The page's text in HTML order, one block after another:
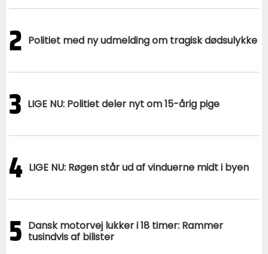
2 Politiet med ny udmelding om tragisk dødsulykke
3 LIGE NU: Politiet deler nyt om 15-årig pige
4 LIGE NU: Røgen står ud af vinduerne midt i byen
5 Dansk motorvej lukker i 18 timer: Rammer
tusindvis af bilister